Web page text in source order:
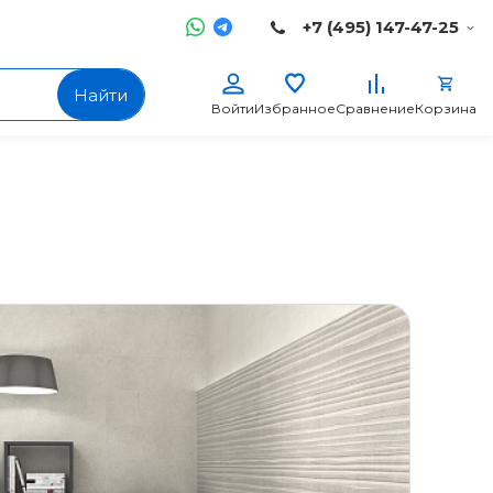
+7 (495) 147-47-25
Найти
ВойтиИзбранноеСравнениеКорзина